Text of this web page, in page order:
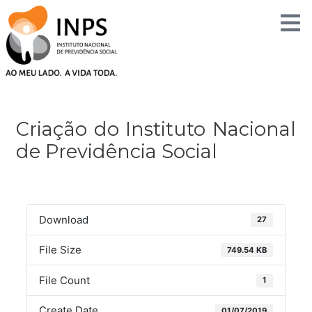
to
content
Criação do Instituto Nacional
de Previdência Social
Download 27
File Size 749.54 KB
File Count 1